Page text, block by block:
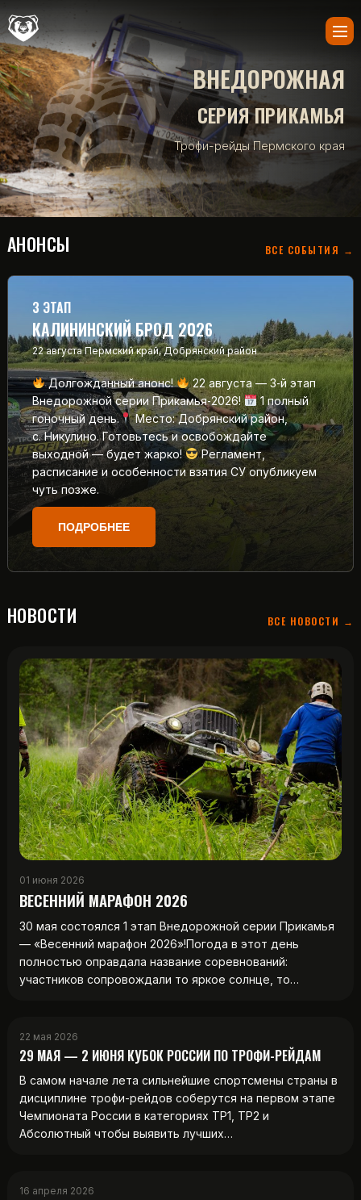
ВНЕДОРОЖНАЯ
СЕРИЯ ПРИКАМЬЯ
Трофи-рейды Пермского края
АНОНСЫ ВСЕ СОБЫТИЯ →
3 ЭТАП
КАЛИНИНСКИЙ БРОД 2026
22 августа Пермский край, Добрянский район
Долгожданный анонс!
22 августа — 3‑й этап
Внедорожной серии Прикамья‑2026!
1 полный
гоночный день.
Место: Добрянский район,
с. Никулино. Готовьтесь и освобождайте
выходной — будет жарко!
Регламент,
расписание и особенности взятия СУ опубликуем
чуть позже.
ПОДРОБНЕЕ
НОВОСТИ ВСЕ НОВОСТИ →
01 июня 2026
ВЕСЕННИЙ МАРАФОН 2026
30 мая состоялся 1 этап Внедорожной серии Прикамья
— «Весенний марафон 2026»!Погода в этот день
полностью оправдала название соревнований:
участников сопровождали то яркое солнце, то…
22 мая 2026
29 МАЯ — 2 ИЮНЯ КУБОК РОССИИ ПО ТРОФИ-РЕЙДАМ
В самом начале лета сильнейшие спортсмены страны в
дисциплине трофи-рейдов соберутся на первом этапе
Чемпионата России в категориях ТР1, ТР2 и
Абсолютный чтобы выявить лучших…
16 апреля 2026